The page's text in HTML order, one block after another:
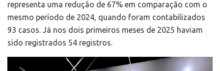
representa uma redução de 67% em comparação com o
mesmo período de 2024, quando foram contabilizados
93 casos. Já nos dois primeiros meses de 2025 haviam
sido registrados 54 registros.